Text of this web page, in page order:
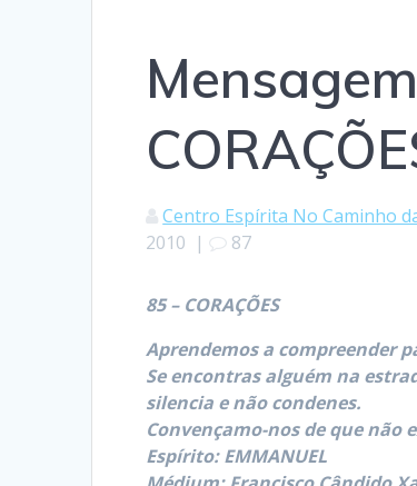
Centro Espírita No Caminho
2010 | 87
85 – CORAÇÕES
Aprendemos a compreender
Se encontras alguém na
silencia e não condenes.
Convençamo-nos de que não
Espírito: EMMANUEL